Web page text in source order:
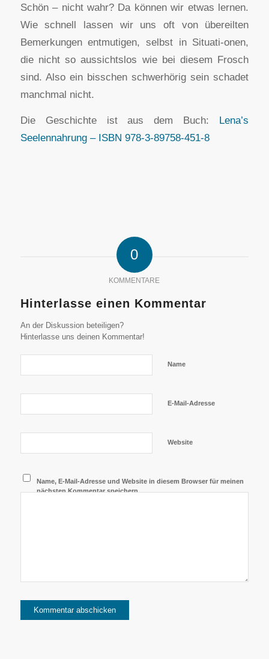
Schön – nicht wahr? Da können wir etwas lernen.
Wie schnell lassen wir uns oft von übereilten
Bemerkungen entmutigen, selbst in Situati-onen,
die nicht so aussichtslos wie bei diesem Frosch
sind. Also ein bisschen schwerhörig sein schadet
manchmal nicht.
Die Geschichte ist aus dem Buch: Lena’s
Seelennahrung – ISBN 978-3-89758-451-8
0
KOMMENTARE
Hinterlasse einen Kommentar
An der Diskussion beteiligen?
Hinterlasse uns deinen Kommentar!
Name
E-Mail-Adresse
Website
Name, E-Mail-Adresse und Website in diesem Browser für meinen
nächsten Kommentar speichern.